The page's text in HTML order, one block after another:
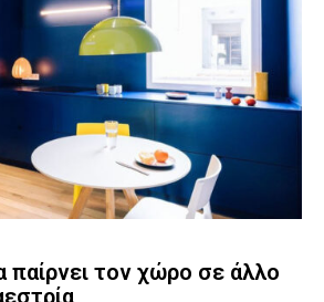
τον χώρο σε άλλο